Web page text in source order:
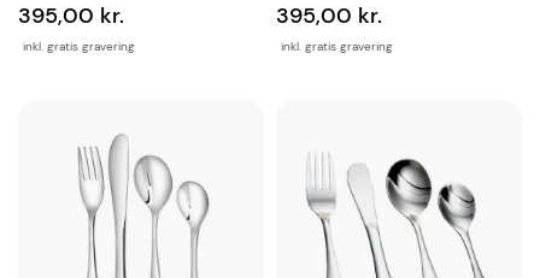
inkl. gratis gravering
395,00 kr.
inkl. gratis gravering
395,00 kr.